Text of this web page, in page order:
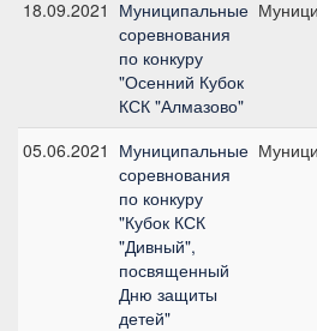
18.09.2021 Муниципальные
соревнования
по конкуру
"Осенний Кубок
КСК "Алмазово"
05.06.2021 Муниципальные
соревнования
по конкуру
"Кубок КСК
"Дивный",
посвященный
Дню защиты
детей"